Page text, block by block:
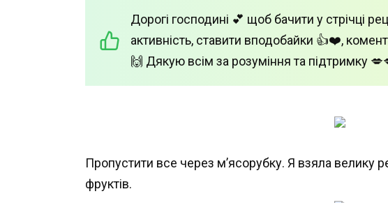
Дорогі господині 💕 щоб бачити у стрічці
активність, ставити вподобайки 👍❤️,
🙌 Дякую всім за розуміння та підтримку
Пропустити все через м’ясорубку. Я взяла велику
фруктів.